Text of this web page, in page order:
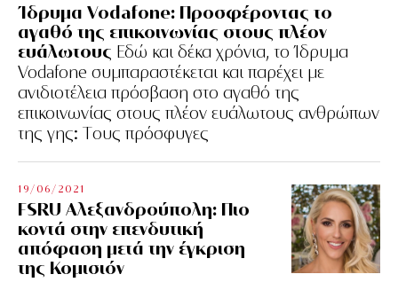
Ίδρυμα Vodafone: Προσφέροντας το
αγαθό της επικοινωνίας στους πλέον
ευάλωτους Εδώ και δέκα χρόνια, το Ίδρυμα
Vodafone συμπαραστέκεται και παρέχει με
ανιδιοτέλεια πρόσβαση στο αγαθό της
επικοινωνίας στους πλέον ευάλωτους ανθρώπων
της γης: Tους πρόσφυγες
19/06/2021
FSRU Αλεξανδρούπολη: Πιο
κοντά στην επενδυτική
απόφαση μετά την έγκριση
της Κομισιόν